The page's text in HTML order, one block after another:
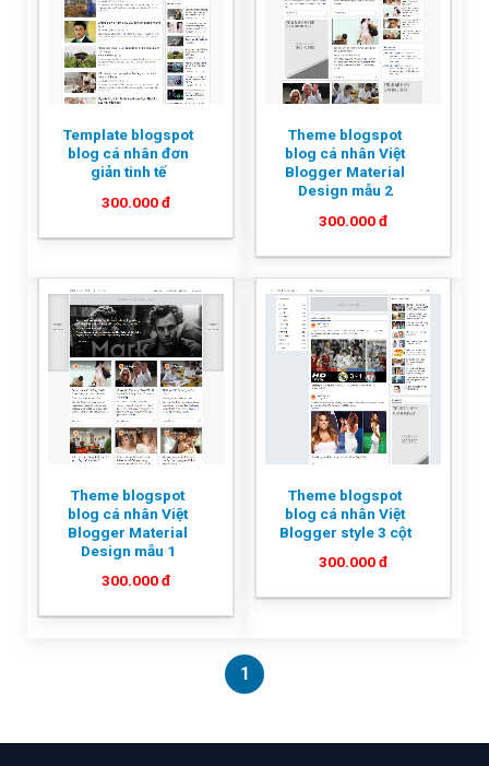
Template blogspot
blog cá nhân đơn
giản tinh tế
300.000đ
Theme blogspot
blog cá nhân Việt
Blogger Material
Design mẫu 2
300.000đ
Theme blogspot
blog cá nhân Việt
Blogger Material
Design mẫu 1
300.000đ
Theme blogspot
blog cá nhân Việt
Blogger style 3 cột
300.000đ
1